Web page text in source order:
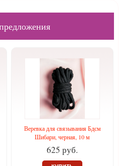
Веревка для связывания Бдсм
Шибари, черная, 10 м
625 руб.